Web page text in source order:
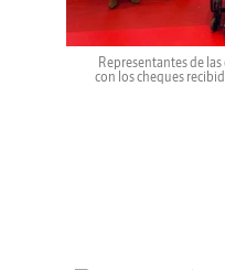
Representantes de
con los cheques